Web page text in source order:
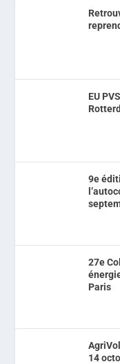
EU
9e
27e
Paris
14